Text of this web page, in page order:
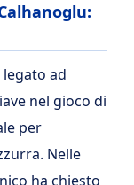
ad
nel gioco di
per
Nelle
ha chiesto